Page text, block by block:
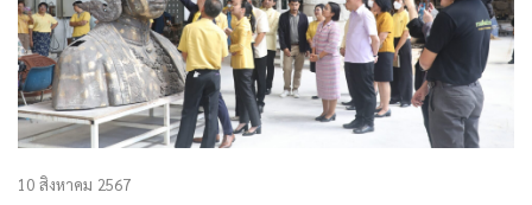
10 สิงหาคม 2567